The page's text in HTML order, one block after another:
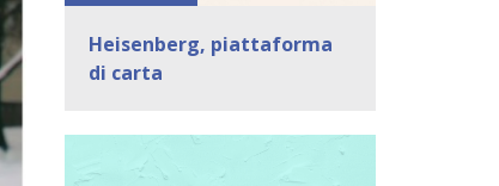
Heisenberg, piattaforma
di carta